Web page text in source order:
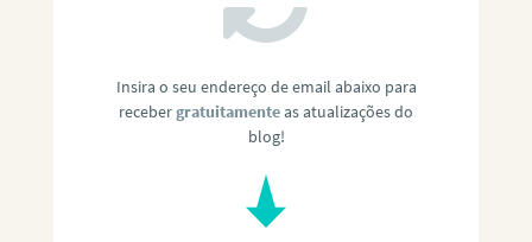
Insira o seu endereço de email abaixo para
recebergratuitamenteas atualizações do
blog!